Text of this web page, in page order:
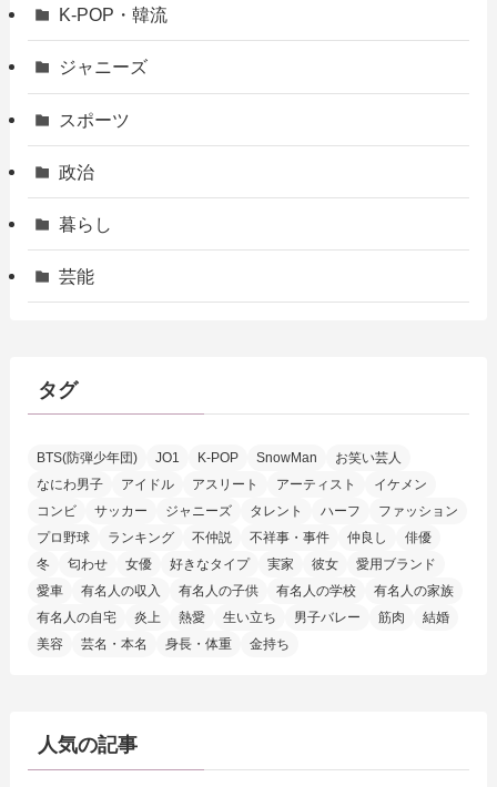
K-POP・韓流
ジャニーズ
スポーツ
政治
暮らし
芸能
タグ
BTS(防弾少年団) JO1 K-POP SnowMan
お笑い芸人
なにわ男子
アイドル アスリート アーティスト
イケメン
コンビ
サッカー ジャニーズ タレント ハーフ
ファッション
プロ野球
ランキング 不仲説 不祥事・事件 仲良し
俳優
冬
匂わせ 女優 好きなタイプ 実家 彼女
愛用ブランド
愛車
有名人の収入 有名人の子供 有名人の学校
有名人の家族
有名人の自宅
炎上 熱愛 生い立ち 男子バレー 筋肉
結婚
美容
芸名・本名 身長・体重 金持ち
人気の記事